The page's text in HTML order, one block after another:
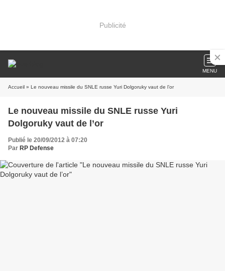
Publicité
MENU
Accueil » Le nouveau missile du SNLE russe Yuri Dolgoruky vaut de l’or
Le nouveau missile du SNLE russe Yuri
Dolgoruky vaut de l’or
Publié le 20/09/2012 à 07:20
Par RP Defense